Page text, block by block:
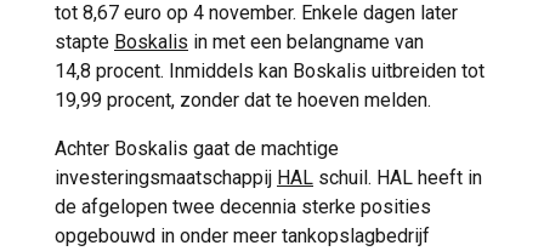
tot 8,67 euro op 4 november. Enkele dagen later
stapte Boskalis in met een belangname van
14,8 procent. Inmiddels kan Boskalis uitbreiden tot
19,99 procent, zonder dat te hoeven melden.
Achter Boskalis gaat de machtige
investeringsmaatschappij HAL schuil. HAL heeft in
de afgelopen twee decennia sterke posities
opgebouwd in onder meer tankopslagbedrijf